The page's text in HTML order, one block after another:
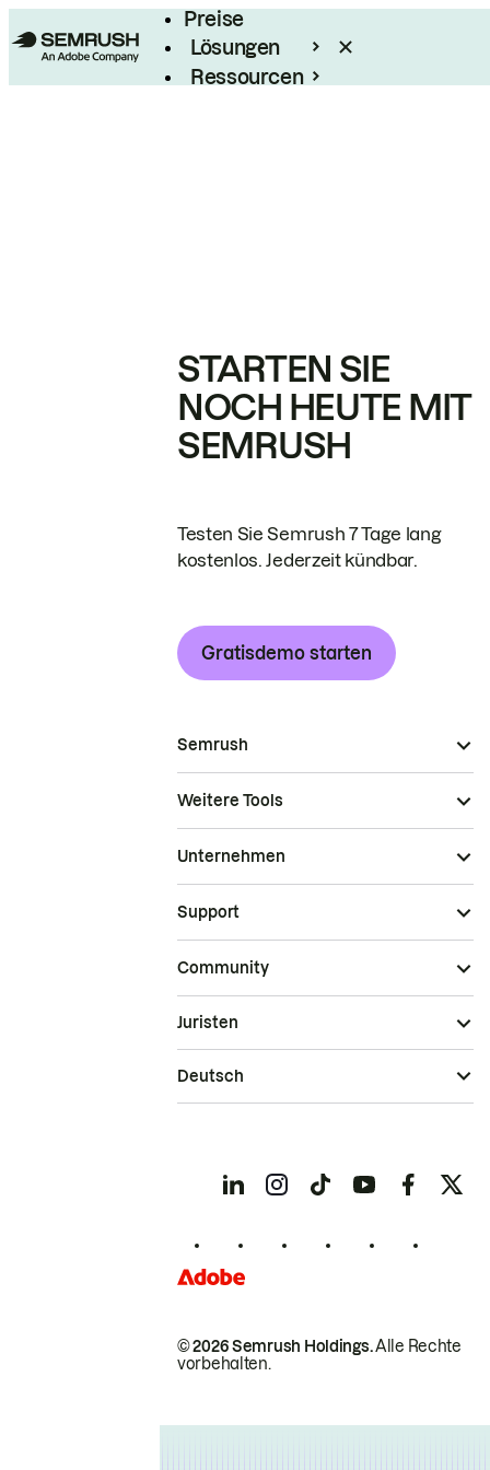
Preise
Lösungen
Ressourcen
STARTEN SIE
NOCH HEUTE MIT
SEMRUSH
Testen Sie Semrush 7 Tage lang
kostenlos. Jederzeit kündbar.
Gratisdemo starten
Semrush
Weitere Tools
Unternehmen
Support
Community
© 2026 Semrush Holdings.Alle Rechte
vorbehalten.
Juristen
Deutsch